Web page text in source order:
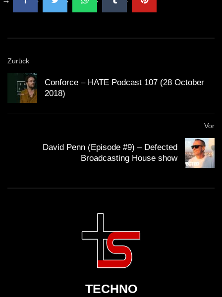
Zurück
Conforce – HATE Podcast 107 (28 October
2018)
Vor
David Penn (Episode #9) – Defected
Broadcasting House show
TECHNO